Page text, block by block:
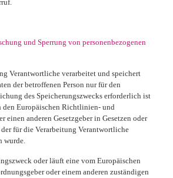
und Sperrung von personenbezogenen
Verantwortliche verarbeitet und speichert
der betroffenen Person nur für den
des Speicherungszwecks erforderlich ist
den Europäischen Richtlinien- und
einen anderen Gesetzgeber in Gesetzen oder
für die Verarbeitung Verantwortliche
wurde.
oder läuft eine vom Europäischen
oder einem anderen zuständigen